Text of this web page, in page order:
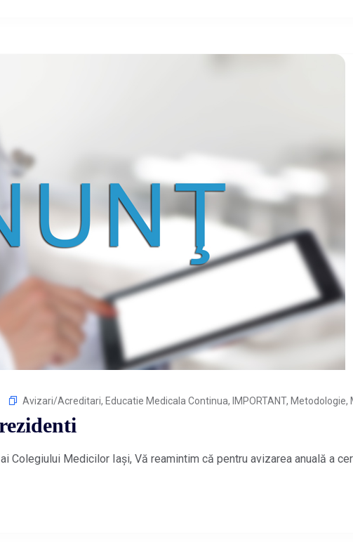
Avizari/Acreditari, Educatie Medicala Continua, IMPORTANT, Metodologie,
Colegiului Medicilor Iași, Vă reamintim că pentru avizarea anuală a